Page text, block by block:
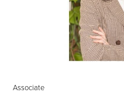
Associate